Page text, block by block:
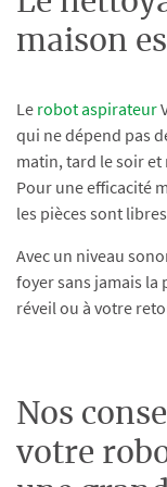
maison
Le robot aspirateur
qui ne dépend pas
matin, tard le soir et
Pour une efficacité
les pièces sont
Avec un niveau
foyer sans jamais
réveil ou à votre
Nos
votre